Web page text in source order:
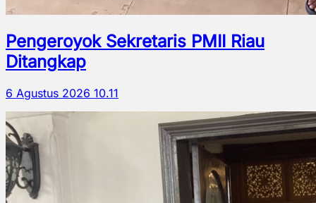
Pengeroyok Sekretaris PMII Riau
Ditangkap
6 Agustus 2026 10.11